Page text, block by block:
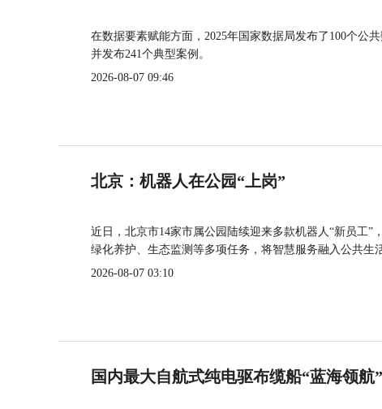
在数据要素赋能方面，2025年国家数据局发布了100个公
并发布241个典型案例。
2026-08-07 09:46
北京：机器人在公园“上岗”
近日，北京市14家市属公园陆续迎来多款机器人“新员工
绿化养护、生态监测等多项任务，将智慧服务融入公共生
2026-08-07 03:10
国内最大自航式纯电驱布缆船“蓝海领航